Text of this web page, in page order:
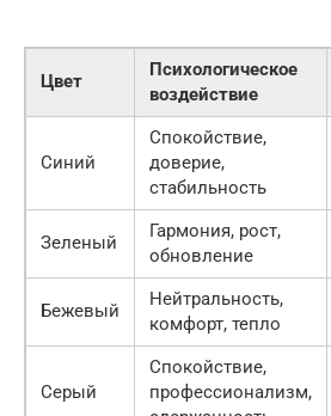
Цвет
Психологическое
воздействие
Синий
Спокойствие,
доверие,
стабильность
Зеленый
Гармония, рост,
обновление
Бежевый
Нейтральность,
комфорт, тепло
Серый
Спокойствие,
профессионализм,